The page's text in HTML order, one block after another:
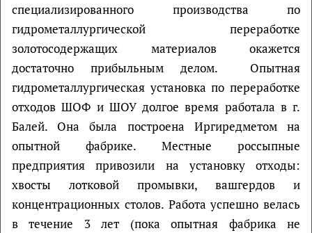
специализированного производства по
гидрометаллургической переработке
золотосодержащих материалов окажется
достаточно прибыльным делом. Опытная
гидрометаллургическая установка по переработке
отходов ШОФ и ШОУ долгое время работала в г.
Балей. Она была построена Иргиредметом на
опытной фабрике. Местные россыпные
предприятия привозили на установку отходы:
хвосты лотковой промывки, вашгердов и
концентрационных столов. Работа успешно велась
в течение 3 лет (пока опытная фабрика не